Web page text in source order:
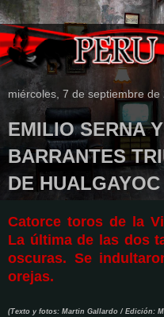
miércoles, 7 de septiembre de
EMILIO SERNA
BARRANTES
DE HUALGAYOC
Catorce toros de la
La última de las dos
oscuras. Se
orejas.
(Texto y fotos: Martin Gallardo / Edición: